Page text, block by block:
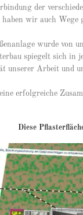
der
haben wir auch
wurde von
spiegelt sich in
unserer Arbeit und
erfolgreiche
Diese